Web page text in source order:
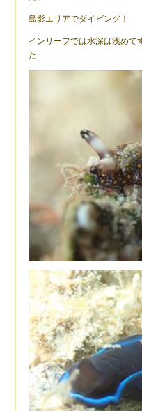
島影エリアでダイビング！
インリーフでは水深は浅めで
た